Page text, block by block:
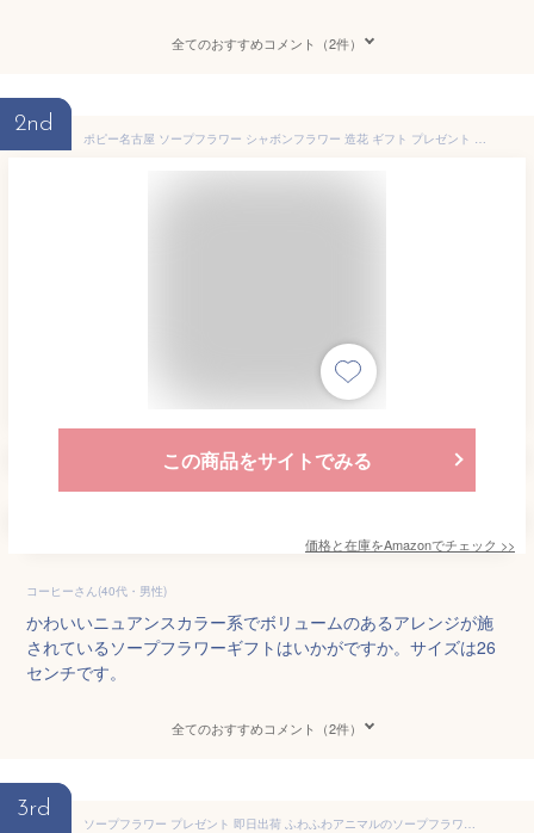
全てのおすすめコメント（2件）
2nd
ポピー名古屋 ソープフラワー シャボンフラワー 造花 ギフト プレゼント 12輪ブーケ バラ 花束 約26cm クリアバッグ付き SBL-11 スモーキーピンク
この商品をサイトでみる
価格と在庫をAmazonでチェック >>
コーヒーさん(40代・男性)
かわいいニュアンスカラー系でボリュームのあるアレンジが施
されているソープフラワーギフトはいかがですか。サイズは26
センチです。
全てのおすすめコメント（2件）
3rd
ソープフラワー プレゼント 即日出荷 ふわふわアニマルのソープフラワーブーケS 誕生日 父の日 父の日ギフト 結婚祝い 誕生日プレゼント 花束 赤 オシャレ 造花 お供え 即日発送 ソープフラワー花束 ソープフラワーギフト 退職祝い 猫好き ネコ好き ねこ